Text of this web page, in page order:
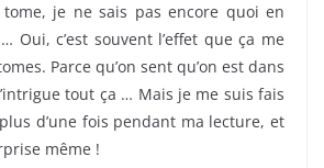
tome, je ne sais pas encore quoi en
Oui, c’est souvent l’effet que ça me
Parce qu’on sent qu’on est dans
tout ça … Mais je me suis fais
d’une fois pendant ma lecture, et
même !